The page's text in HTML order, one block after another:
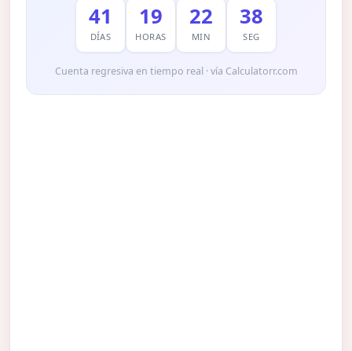
41
DÍAS
19
HORAS
22
MIN
37
SEG
Cuenta regresiva en tiempo real · vía Calculatorr.com